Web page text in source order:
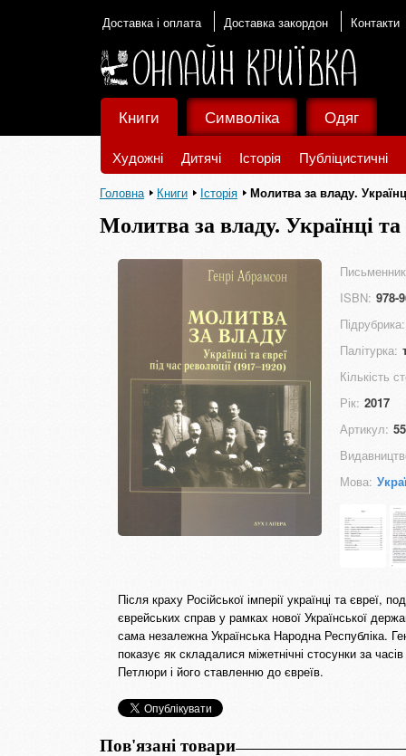
Доставка і оплата Доставка закордон Контакти
Книги
Художні Дитячі Історія Публіцистичні
Символіка Одяг
Головна Книги Історія Молитва за владу.
Молитва за владу. Українці
ISBN: 978-
Підрубрика:
Палітурка:
Кількість
Рік: 2017
Артикул:
Мова:
Після краху Російської імперії українці та
єврейських справ у рамках нової Української
сама незалежна Українська Народна Республіка.
показує як складалися міжетнічні стосунки за
Петлюри і його ставленню до євреїв.
Пов'язані товари